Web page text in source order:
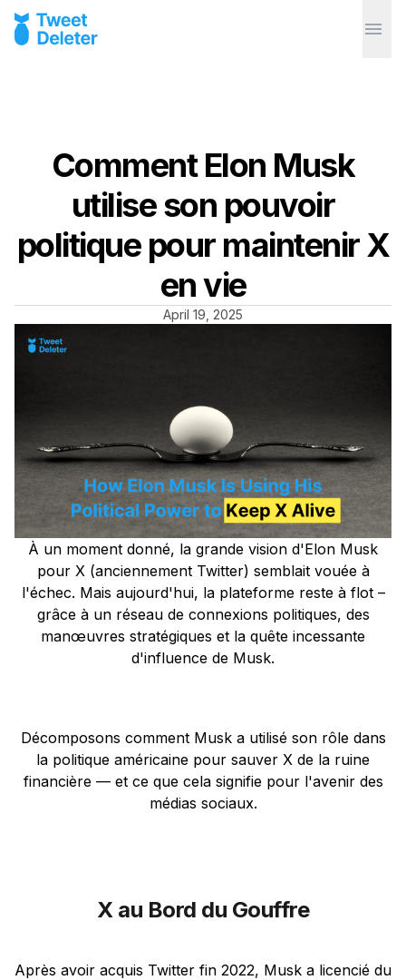
Comment Elon Musk
utilise son pouvoir
politique pour maintenir X
en vie
April 19, 2025
À un moment donné, la grande vision d'Elon Musk
pour X (anciennement Twitter) semblait vouée à
l'échec. Mais aujourd'hui, la plateforme reste à flot –
grâce à un réseau de connexions politiques, des
manœuvres stratégiques et la quête incessante
d'influence de Musk.
Décomposons comment Musk a utilisé son rôle dans
la politique américaine pour sauver X de la ruine
financière — et ce que cela signifie pour l'avenir des
médias sociaux.
X au Bord du Gouffre
Après avoir acquis Twitter fin 2022, Musk a licencié du